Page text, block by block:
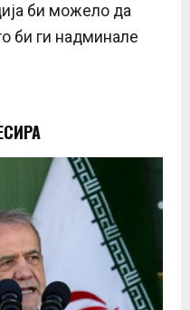
би можело да
би ги надминале